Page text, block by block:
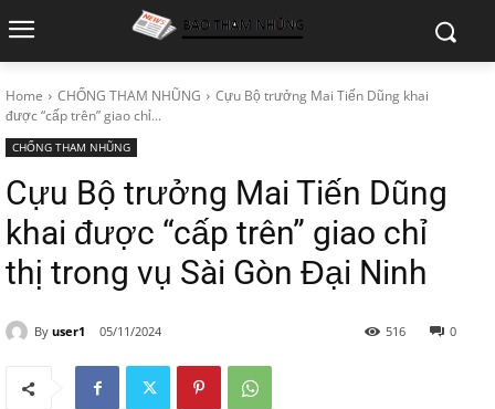
Home CHỐNG THAM NHŨNG
Cựu Bộ trưởng Mai Tiến Dũng khai
được “cấp trên” giao chỉ...
CHỐNG THAM NHŨNG
Cựu Bộ trưởng Mai Tiến Dũng
khai được “cấp trên” giao chỉ
thị trong vụ Sài Gòn Đại Ninh
By user1 05/11/2024 0
516